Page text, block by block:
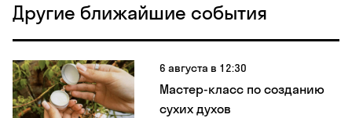
Другие ближайшие события
6 августа в 12:30
Мастер-класс по созданию
сухих духов